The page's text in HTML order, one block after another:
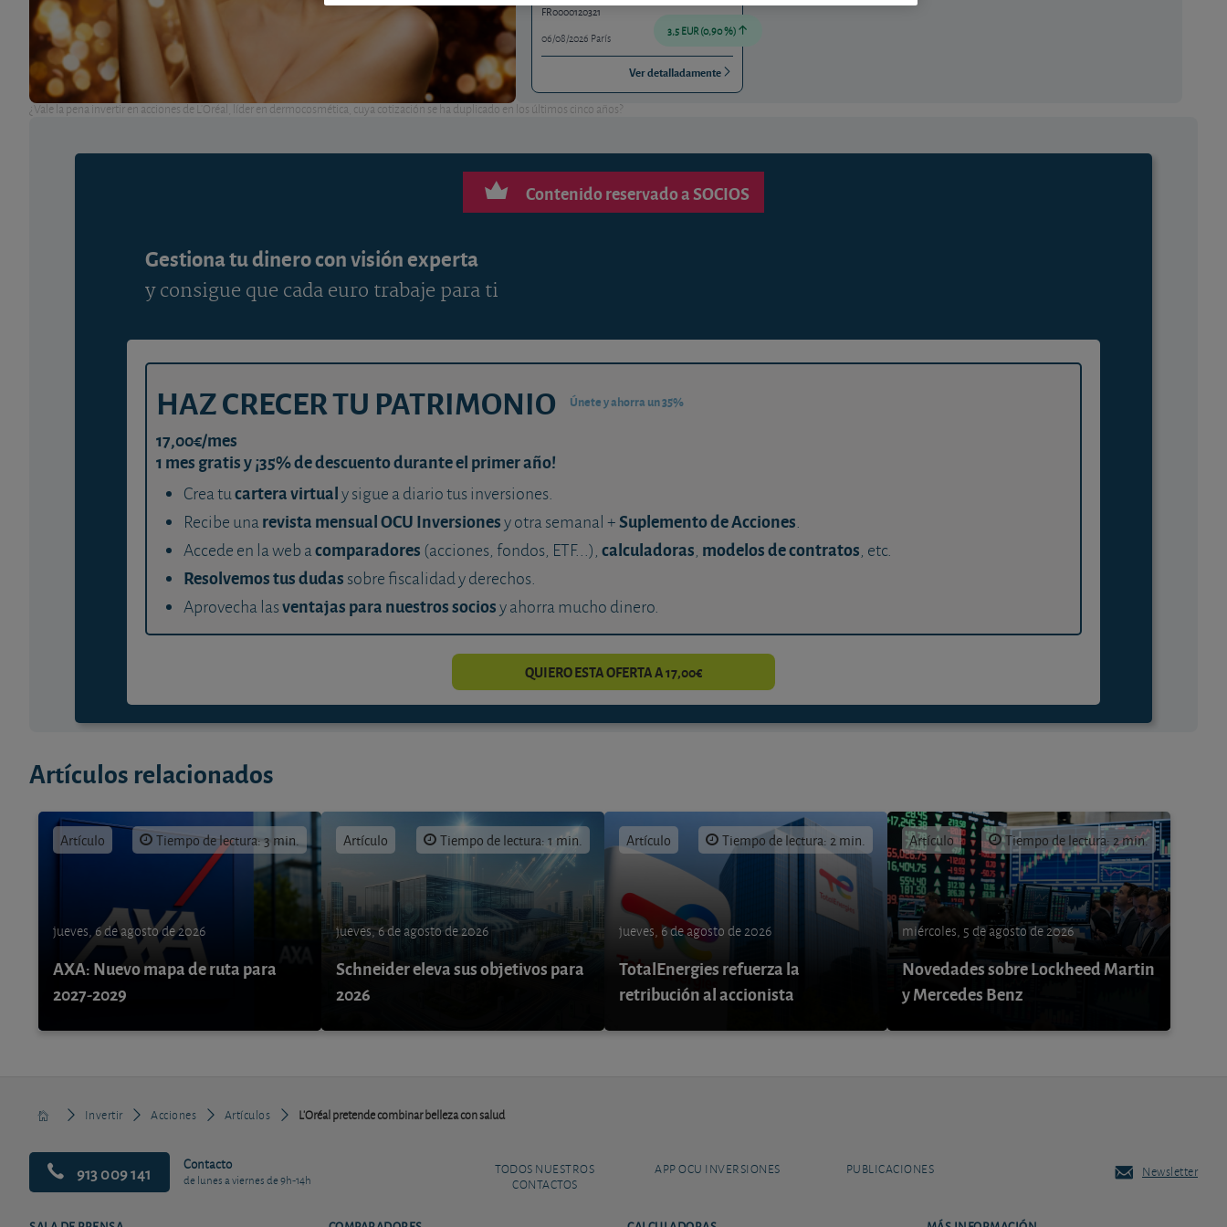
¿Vale la pena invertir en acciones de L'Oréal, líder en dermocosmética, cuya cotización se ha duplicado en los últimos cinco años?
FR0000120321
06/08/2026 París
3,5 EUR (0,90 %)
Ver detalladamente
Contenido reservado a SOCIOS
Gestiona tu dinero con visión experta
y consigue que cada euro trabaje para ti
HAZ CRECER TU PATRIMONIO Únete y ahorra un 35%
17,00€/mes
1 mes gratis y ¡35% de descuento durante el primer año!
Crea tucartera virtualy sigue a diario tus inversiones.
Recibe unarevista mensual OCU Inversionesy otra semanal +Suplemento de Acciones.
Accede en la web acomparadores (acciones, fondos, ETF...), calculadoras, modelos de contratos, etc.
Resolvemos tus dudas sobre fiscalidad y derechos.
Aprovecha lasventajas para nuestros sociosy ahorra mucho dinero.
QUIERO ESTA OFERTA A 17,00€
Artículos relacionados
Artículo Tiempo de lectura: 3 min.
jueves, 6 de agosto de 2026
AXA: Nuevo mapa de ruta para
2027-2029
Artículo Tiempo de lectura: 1 min.
jueves, 6 de agosto de 2026
Schneider eleva sus objetivos para
2026
Artículo Tiempo de lectura: 2 min.
jueves, 6 de agosto de 2026
TotalEnergies refuerza la
retribución al accionista
Artículo Tiempo de lectura: 2 min.
miércoles, 5 de agosto de 2026
Novedades sobre Lockheed Martin
y Mercedes Benz
Invertir Acciones Artículos L'Oréal pretende combinar belleza con salud
913 009 141 Contacto
de lunes a viernes de 9h-14h
TODOS NUESTROS
CONTACTOS
APP OCU INVERSIONES PUBLICACIONES Newsletter